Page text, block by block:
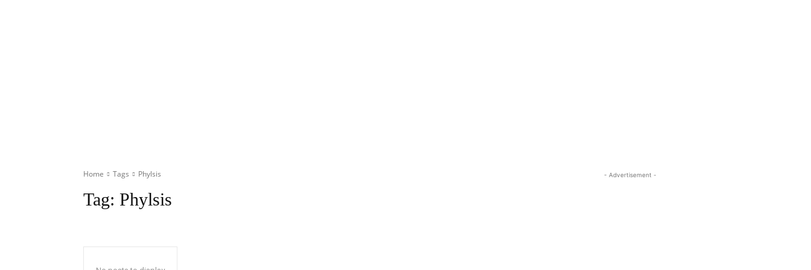
Home Tags Phylsis
Tag: Phylsis
- Advertisement -